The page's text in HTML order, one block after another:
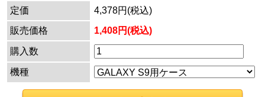
定価
4,378円(税込)
販売価格
1,408円(税込)
購入数
機種